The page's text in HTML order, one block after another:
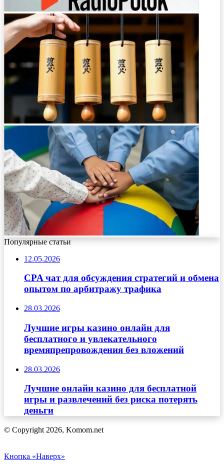
Популярные статьи
12.05.2026
CPA чат для обсуждения стратегий и обмена
опытом по арбитражу трафика
28.03.2026
Лучшие игры казино онлайн для
бесплатного и увлекательного
времяпрепровождения без вложений
28.03.2026
Лучшие онлайн казино для бесплатной
игры и развлечений без риска потерять
деньги
© Copyright 2026, Komom.net
Кнопка «Наверх»